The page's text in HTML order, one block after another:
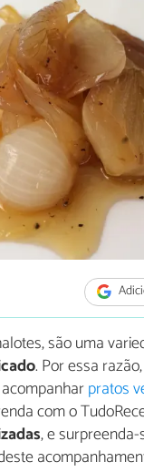
são uma
. Por essa
pratos
com o
, e